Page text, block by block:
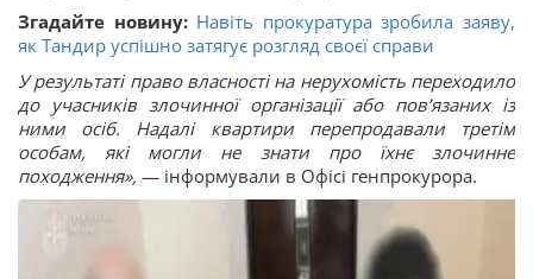
Згадайте новину: Навіть прокуратура зробила заяву,
як Тандир успішно затягує розгляд своєї справи
У результаті право власності на нерухомість переходило
до учасників злочинної організації або пов’язаних із
ними осіб. Надалі квартири перепродавали третім
особам, які могли не знати про їхнє злочинне
походження», — інформували в Офісі генпрокурора.